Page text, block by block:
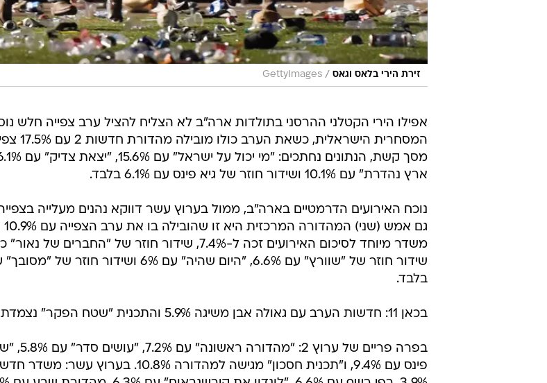
זירת הירי בלאס וגאס /
GettyImages
אפילו הירי הקטלני ההרסני בתולדות ארה"ב לא הצליח להציל ערב צפייה חלש
המסחרית
ארץ נהדרת" עם 10.1% ושידור חוזר של גיא פינס עם 6.1% בלבד.
נוכח האירועים הדרמטיים בארה"ב, ממול בערוץ עשר דווקא נהנים מעלייה
בלבד.
בכאן 11: חדשות הערב עם גאולה אבן משיגה 5.9% והתכנית "שטח הפקר" נצמדת ל-4.5% צפייה.
פינס עם 9.4%, ו"תכנית חסכון" מגישה למהדורה 10.8%.